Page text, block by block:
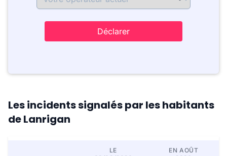
Déclarer
Les incidents signalés par les habitants
de Lanrigan
LE
EN AOÛT